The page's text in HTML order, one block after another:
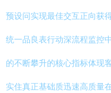
预设问实现最佳交互正向获
统一品良表行动深流程监控
的不断攀升的核心指标体现
实住真正基础质迅速高质量